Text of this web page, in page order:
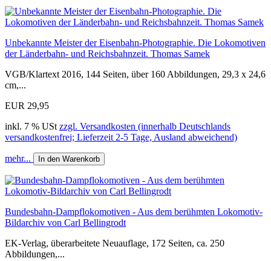
Unbekannte Meister der Eisenbahn-Photographie. Die Lokomotiven
der Länderbahn- und Reichsbahnzeit. Thomas Samek
VGB/Klartext 2016, 144 Seiten, über 160 Abbildungen, 29,3 x 24,6
cm,...
EUR 29,95
inkl. 7 % USt zzgl. Versandkosten (innerhalb Deutschlands
versandkostenfrei; Lieferzeit 2-5 Tage, Ausland abweichend)
mehr... In den Warenkorb
Bundesbahn-Dampflokomotiven - Aus dem berühmten Lokomotiv-
Bildarchiv von Carl Bellingrodt
EK-Verlag, überarbeitete Neuauflage, 172 Seiten, ca. 250
Abbildungen,...